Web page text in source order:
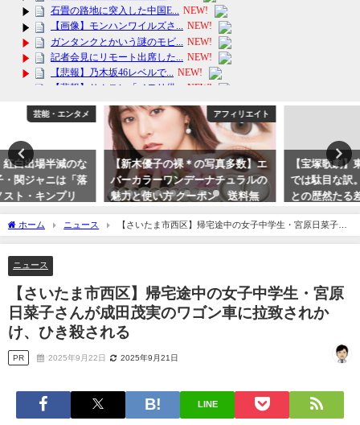
アフィリエイト
【新木優子の裸＊の写真多数】エ
バーカラーワンデーナチュラルの
魅力と使い方 クーポン 送料無
料！
【宝塚歌劇】東大卒の木場理事長
では駄目な訳。前任の小川理事長
との歴然たる差
ホーム ニュース
【さいたま市西区】帰宅途中の女子中学生・宮原日菜子さ
んが成田茂実のワゴン車に拉致されかけ、ひき殺される
ニュース
【さいたま市西区】帰宅途中の女子中学生・宮原
日菜子さんが成田茂実のワゴン車に拉致されか
け、ひき殺される
PR 2025年9月22日 2025年9月21日
LINE